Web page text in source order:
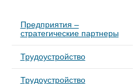
Предприятия –
стратегические партнеры
Трудоустройство
Трудоустройство